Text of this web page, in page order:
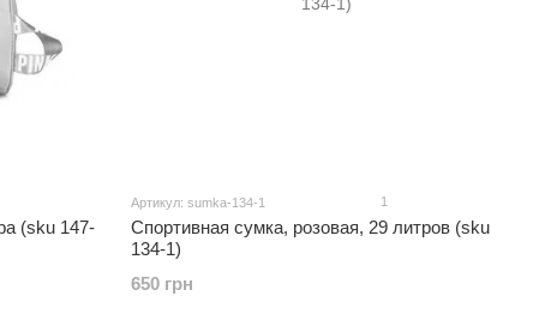
(sku 147-
Артикул: sumka-134-1 1
Спортивная сумка, розовая, 29 литров (sku
134-1)
650 грн